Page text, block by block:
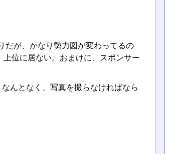
だが、かなり勢力図が変わってるの
位に居ない。おまけに、スポンサー
んとなく、写真を撮らなければなら